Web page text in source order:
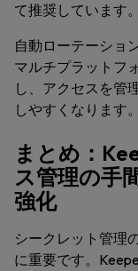
て推奨しています。
自動ローテーショ
マルチプラットフ
し、アクセスを管
しやすくなります。
まとめ：
ス管理の手
強化
シークレット管理
に重要です。